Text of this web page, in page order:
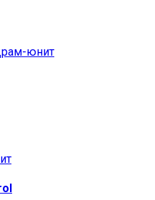
MP5001G/MP5002
юнит